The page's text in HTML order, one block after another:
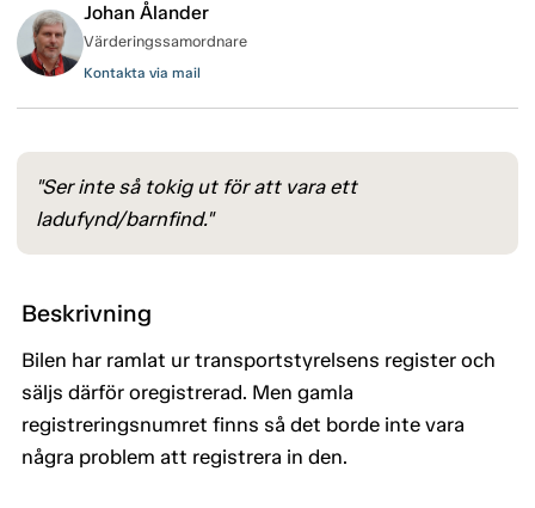
Johan Ålander
Värderingssamordnare
Kontakta via mail
"Ser inte så tokig ut för att vara ett
ladufynd/barnfind."
Beskrivning
Bilen har ramlat ur transportstyrelsens register och
säljs därför oregistrerad. Men gamla
registreringsnumret finns så det borde inte vara
några problem att registrera in den.